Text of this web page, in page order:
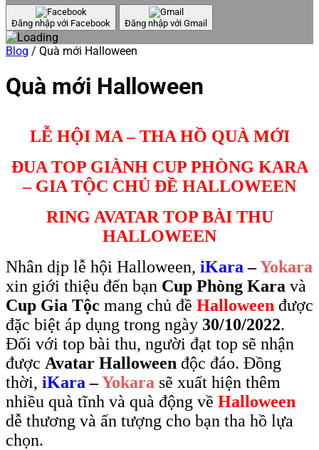
Đăng nhập với Facebook Đăng nhập với Gmail
Blog / Quà mới Halloween
Quà mới Halloween
LỄ HỘI MA – THA HỒ QUÀ MỚI
ĐUA TOP GIÀNH CUP PHÒNG KARA
– GIA TỘC CHỦ ĐỀ HALLOWEEN
RING AVATAR TOP BÀI THU
HALLOWEEN
Nhân dịp lễ hội Halloween, iKara –Yokara
xin giới thiệu đến bạn Cup Phòng Kara và
Cup Gia Tộc mang chủ đề Halloween được
đặc biệt áp dụng trong ngày 30/10/2022.
Đối với top bài thu, người đạt top sẽ nhận
được Avatar Halloween độc đáo. Đồng
thời, iKara –Yokara sẽ xuất hiện thêm
nhiều quà tĩnh và quà động về Halloween
dễ thương và ấn tượng cho bạn tha hồ lựa
chọn.